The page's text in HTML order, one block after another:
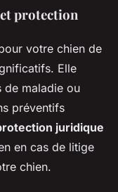
et protection
votre chien de
Elle
de maladie ou
préventifs
juridique
en cas de litige
chien.